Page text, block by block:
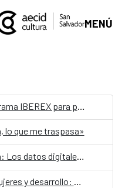
MENÚ
lo que me traspasa»
Presentación de investigación: Los datos digitales en la gestión en empresas de San Salvador